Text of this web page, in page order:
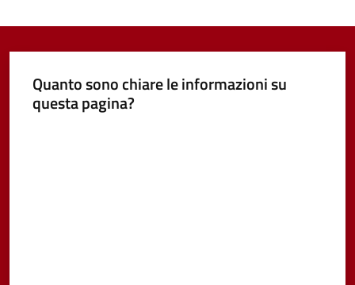
Quanto sono chiare le informazioni su
questa pagina?